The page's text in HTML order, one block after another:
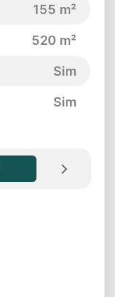
155 m²
520 m²
Sim
Sim